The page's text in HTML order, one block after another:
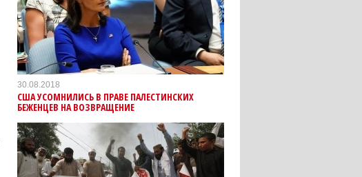
30.08.2018
США УСОМНИЛИСЬ В ПРАВЕ ПАЛЕСТИНСКИХ
БЕЖЕНЦЕВ НА ВОЗВРАЩЕНИЕ